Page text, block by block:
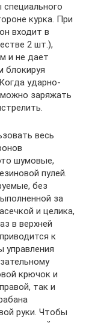
курка. При
входит в
2 шт.),
и не дает
блокируя
ударно-
можно заряжать
весь
шумовые,
пулей.
без
за
и целика,
в верхней
к
управления
крючок и
так и
руки. Чтобы